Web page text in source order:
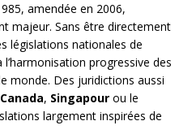
amendée en 2006,
majeur. Sans être directement
législations nationales de
progressive des
monde. Des juridictions aussi
Canada, Singapour ou le
largement inspirées de